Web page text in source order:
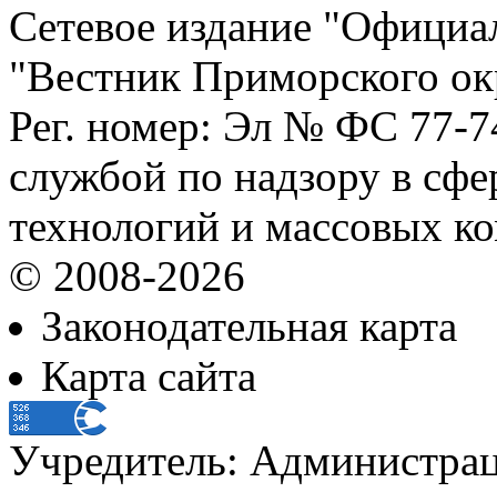
Сетевое издание
"Вестник Приморского
Рег. номер: Эл № ФС 77-
службой по надзору в
технологий и массовых
© 2008-2026
Законодательная карта
Карта сайта
Учредитель: